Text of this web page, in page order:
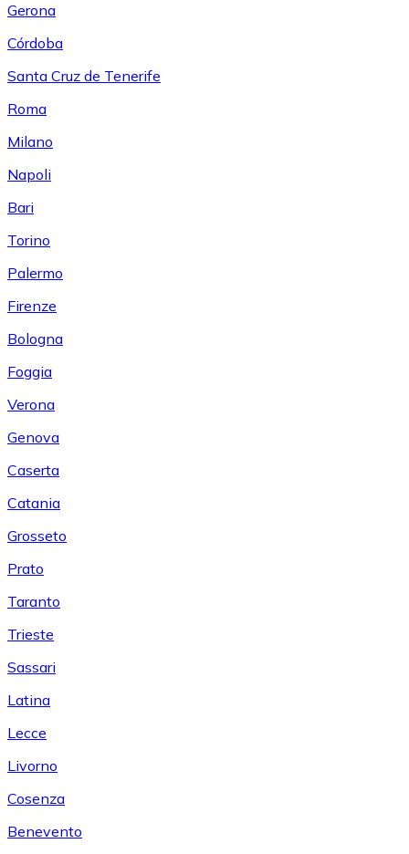
Gerona
Córdoba
Santa Cruz de Tenerife
Roma
Milano
Napoli
Bari
Torino
Palermo
Firenze
Bologna
Foggia
Verona
Genova
Caserta
Catania
Grosseto
Prato
Taranto
Trieste
Sassari
Latina
Lecce
Livorno
Cosenza
Benevento